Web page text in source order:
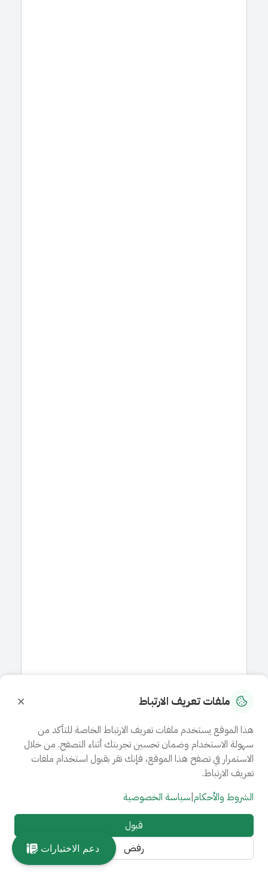
ملفات تعريف الارتباط ×
هذا الموقع يستخدم ملفات تعريف الارتباط الخاصة للتأكد من
سهولة الاستخدام وضمان تحسين تجربتك أثناء التصفح. من خلال
الاستمرار في تصفح هذا الموقع، فإنك تقر بقبول استخدام ملفات
تعريف الارتباط.
الشروط والأحكام|سياسة الخصوصية
قبول
رفض
دعم الاختبارات